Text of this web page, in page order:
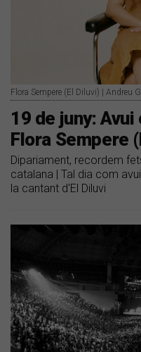
Flora Sempere (El Diluvi) | Andreu
19 de juny:
Flora Sempere
Dipariament, recordem
catalana | Tal dia com
la cantant d'El Diluvi